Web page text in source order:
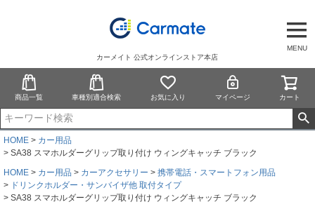
MENU
カーメイト 公式オンラインストア本店
商品一覧 車種別適合検索 お気に入り マイページ カート
HOME
カー用品
SA38 スマホルダーグリップ取り付け ウィングキャッチ ブラック
HOME
カー用品 カーアクセサリー
携帯電話・スマートフォン用品
ドリンクホルダー・サンバイザ他 取付タイプ
SA38 スマホルダーグリップ取り付け ウィングキャッチ ブラック